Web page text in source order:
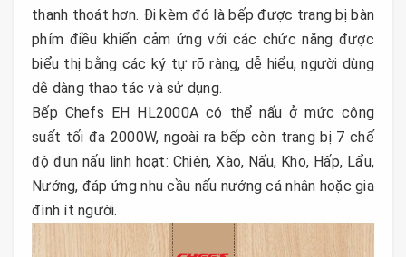
thanh thoát hơn. Đi kèm đó là bếp được trang bị bàn
phím điều khiển cảm ứng với các chức năng được
biểu thị bằng các ký tự rõ ràng, dễ hiểu, người dùng
dễ dàng thao tác và sử dụng.
Bếp Chefs EH HL2000A có thể nấu ở mức công
suất tối đa 2000W, ngoài ra bếp còn trang bị 7 chế
độ đun nấu linh hoạt: Chiên, Xào, Nấu, Kho, Hấp, Lẩu,
Nướng, đáp ứng nhu cầu nấu nướng cá nhân hoặc gia
đình ít người.